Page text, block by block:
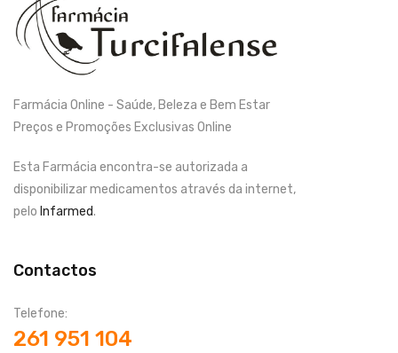
Farmácia Online - Saúde, Beleza e Bem Estar
Preços e Promoções Exclusivas Online
Esta Farmácia encontra-se autorizada a
disponibilizar medicamentos através da internet,
pelo Infarmed.
Contactos
Telefone:
261 951 104